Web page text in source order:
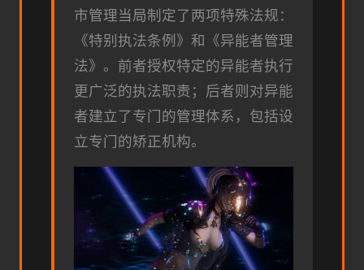
市管理当局制定了两项特殊法规：
《特别执法条例》和《异能者管理
法》。前者授权特定的异能者执行
更广泛的执法职责；后者则对异能
者建立了专门的管理体系，包括设
立专门的矫正机构。